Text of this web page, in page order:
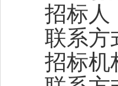
招标人
联系方
招标机